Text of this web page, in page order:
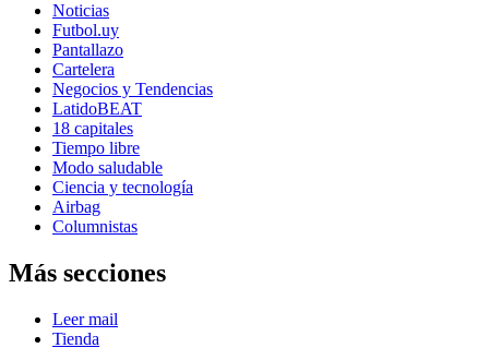
Noticias
Futbol.uy
Pantallazo
Cartelera
Negocios y Tendencias
LatidoBEAT
18 capitales
Tiempo libre
Modo saludable
Ciencia y tecnología
Airbag
Columnistas
Más secciones
Leer mail
Tienda